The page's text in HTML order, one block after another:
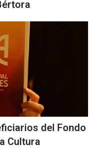
del Fondo
Cultura